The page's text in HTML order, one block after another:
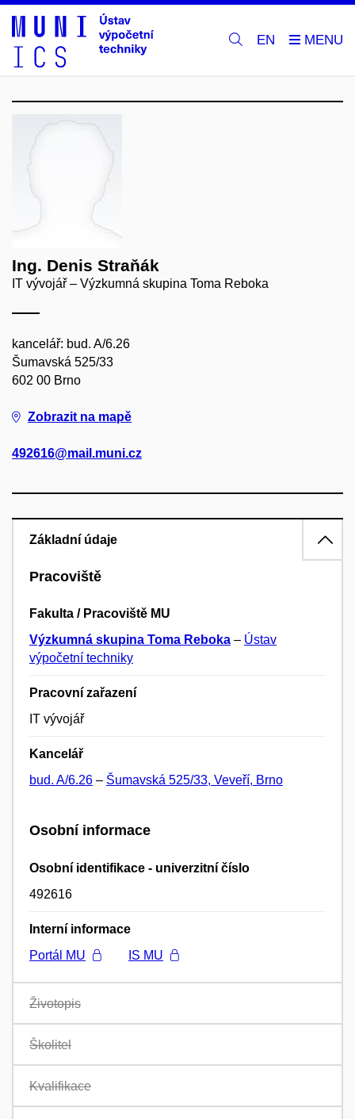
EN
Ing. Denis Straňák
IT vývojář – Výzkumná skupina Toma Reboka
kancelář: bud. A/6.26
Šumavská 525/33
602 00 Brno
Zobrazit na mapě
492616@mail.muni.cz
Základní údaje
Pracoviště
Fakulta / Pracoviště MU
Výzkumná skupina Toma Reboka – Ústav
výpočetní techniky
Pracovní zařazení
IT vývojář
Kancelář
bud. A/6.26 – Šumavská 525/33, Veveří, Brno
Osobní informace
Osobní identifikace - univerzitní číslo
492616
Interní informace
Portál MU
IS MU
Životopis
Školitel
Kvalifikace